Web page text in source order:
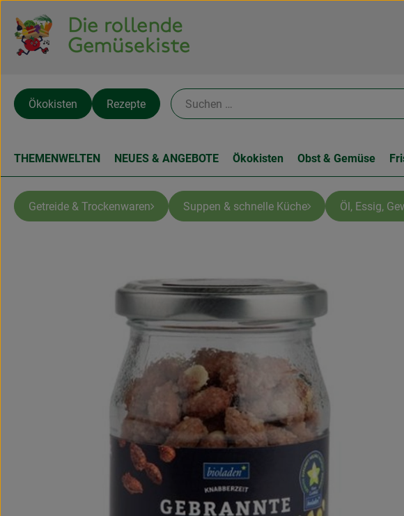
Ökokisten Rezepte
THEMENWELTEN NEUES & ANGEBOTE Ökokisten Obst & Gemüse
Getreide & Trockenwaren Suppen & schnelle Küche Öl, Essig,